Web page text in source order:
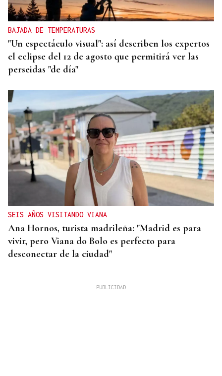
BAJADA DE TEMPERATURAS
"Un espectáculo visual": así describen los expertos
el eclipse del 12 de agosto que permitirá ver las
perseidas "de día"
SEIS AÑOS VISITANDO VIANA
Ana Hornos, turista madrileña: "Madrid es para
vivir, pero Viana do Bolo es perfecto para
desconectar de la ciudad"